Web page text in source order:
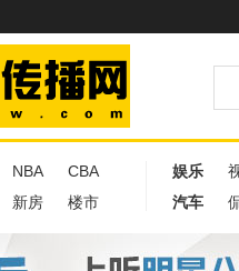
NBA
CBA
新房 楼市
娱乐
汽车